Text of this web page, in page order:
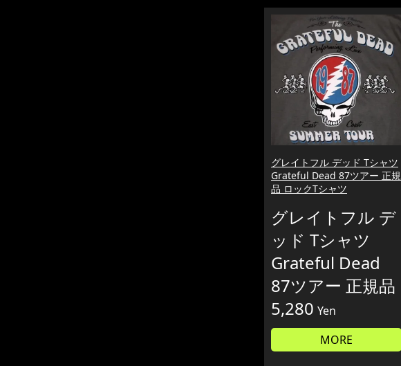
グレイトフル デッド Tシャツ
Grateful Dead 87ツアー 正規
品 ロックTシャツ
グレイトフル デ
ッド Tシャツ
Grateful Dead
87ツアー 正規品
5,280 Yen
MORE